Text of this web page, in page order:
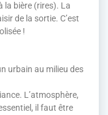
la bière (rires). La
de la sortie. C’est
!
urbain au milieu des
L’atmosphère,
il faut être